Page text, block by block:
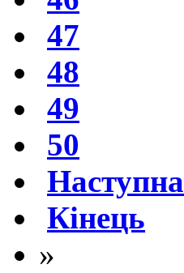
47
48
49
50
Наступна
Кінець
»